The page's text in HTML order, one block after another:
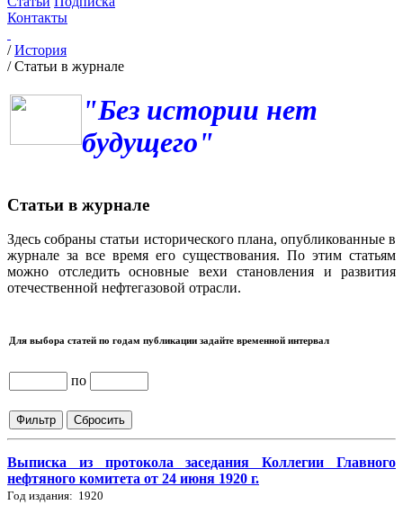
Контакты
/История
/Статьи в журнале
"Без истории нет
будущего"
Статьи в журнале
Здесь собраны статьи исторического плана, опубликованные в
журнале за все время его существования. По этим статьям
можно отследить основные вехи становления и развития
отечественной нефтегазовой отрасли.
Для выбора статей по годам публикации задайте временной интервал
по
Выписка из протокола заседания Коллегии Главного
нефтяного комитета от 24 июня 1920 г.
Год издания: 1920